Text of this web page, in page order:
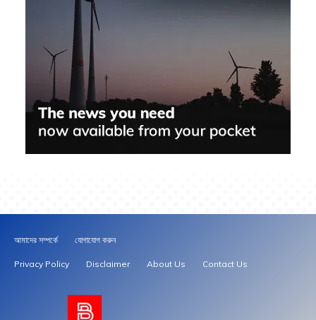
আমাদের সম্পর্কে যোগাযোগ করুন
Privacy Policy Disclaimer About Us Contact Us